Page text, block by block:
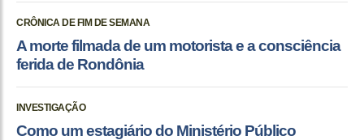
CRÔNICA DE FIM DE SEMANA
A morte filmada de um motorista e a consciência
ferida de Rondônia
INVESTIGAÇÃO
Como um estagiário do Ministério Público